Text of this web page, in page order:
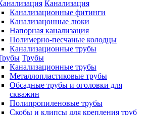
Канализация
Канализационные фитинги
Канализацонные люки
Напорная канализация
Полимерно-песчаные колодцы
Канализационные трубы
Трубы
Канализационные трубы
Металлопластиковые трубы
Обсадные трубы и оголовки для
скважин
Полипропиленовые трубы
Скобы и клипсы для крепления труб